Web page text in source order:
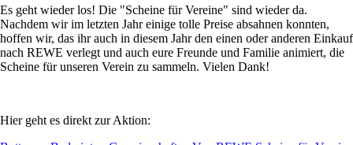
Es geht wieder los! Die "Scheine für Vereine" sind wieder da.
Nachdem wir im letzten Jahr einige tolle Preise absahnen konnten,
hoffen wir, das ihr auch in diesem Jahr den einen oder anderen Einkauf
nach REWE verlegt und auch eure Freunde und Familie animiert, die
Scheine für unseren Verein zu sammeln. Vielen Dank!
Hier geht es direkt zur Aktion: